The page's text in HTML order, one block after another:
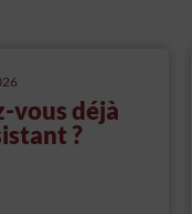
vous déjà
?